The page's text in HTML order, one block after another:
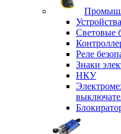
Световые
Реле
Знаки
НКУ